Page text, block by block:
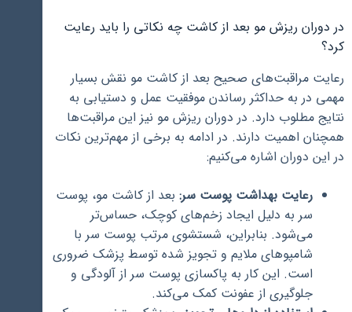
در دوران ریزش مو بعد از کاشت چه نکاتی را باید رعایت
کرد؟
رعایت مراقبت‌های صحیح بعد از کاشت مو نقش بسیار
مهمی در به حداکثر رساندن موفقیت عمل و دستیابی به
نتایج مطلوب دارد. در دوران ریزش مو نیز این مراقبت‌ها
همچنان اهمیت دارند. در ادامه به برخی از مهم‌ترین نکات
در این دوران اشاره می‌کنیم:
رعایت بهداشت پوست سر: بعد از کاشت مو، پوست
سر به دلیل ایجاد زخم‌های کوچک، حساس‌تر
می‌شود. بنابراین، شستشوی مرتب پوست سر با
شامپوهای ملایم و تجویز شده توسط پزشک ضروری
است. این کار به پاکسازی پوست سر از آلودگی و
جلوگیری از عفونت کمک می‌کند.